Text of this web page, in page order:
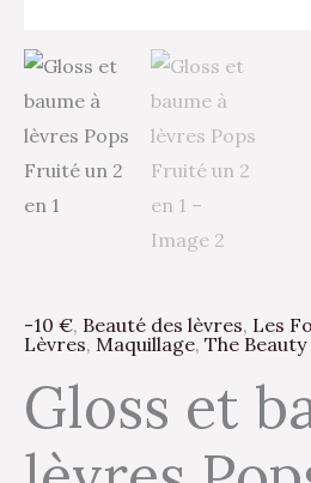
-10 €, Beauté des lèvres, Les
Lèvres, Maquillage, The Beauty
Gloss et